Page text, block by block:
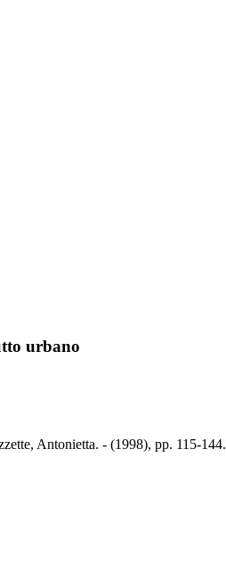
urbano
Antonietta. - (1998), pp. 115-144.